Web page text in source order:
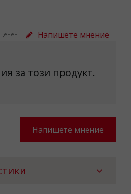
Напишете мнение
за този продукт.
Напишете мнение